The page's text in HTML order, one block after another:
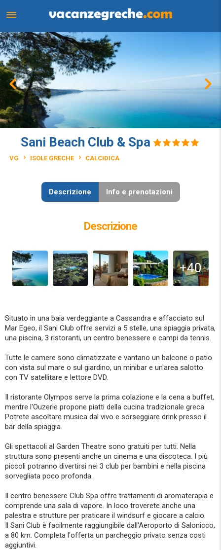
Sani Beach Club & Spa
VG ISOLE GRECHE CALCIDICA
Descrizione Info e prenotazioni
Descrizione
+40
Situato in una baia verdeggiante a Cassandra e affacciato sul
Mar Egeo, il Sani Club offre servizi a 5 stelle, una spiaggia privata,
una piscina, 3 ristoranti, un centro benessere e campi da tennis.
Tutte le camere sono climatizzate e vantano un balcone o patio
con vista sul mare o sul giardino, un minibar e un'area salotto
con TV satellitare e lettore DVD.
Il ristorante Olympos serve la prima colazione e la cena a buffet,
mentre l'Ouzerie propone piatti della cucina tradizionale greca.
Potrete ascoltare musica dal vivo e sorseggiare drink presso il
bar della spiaggia.
Gli spettacoli al Garden Theatre sono gratuiti per tutti. Nella
struttura sono presenti anche un cinema e una discoteca. I più
piccoli potranno divertirsi nei 3 club per bambini e nella piscina
sorvegliata poco profonda.
Il centro benessere Club Spa offre trattamenti di aromaterapia e
comprende una sala di vapore. In loco troverete anche una
palestra e strutture per praticare il windsurf e giocare a calcio.
Il Sani Club è facilmente raggiungibile dall'Aeroporto di Salonicco,
a 80 km. Completa l'offerta un parcheggio privato senza costi
aggiuntivi.